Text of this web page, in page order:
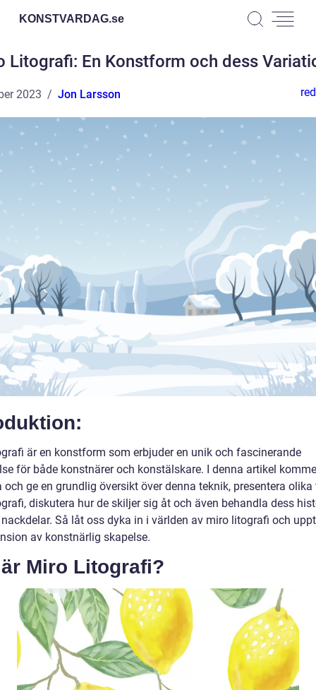
KONSTVARDAG.se
Litografi: En Konstform och dess
2023 Jon Larsson
är en konstform som erbjuder en unik och fascinerande
för både konstnärer och konstälskare. I denna artikel
och ge en grundlig översikt över denna teknik, presentera olika
diskutera hur de skiljer sig åt och även behandla dess
Så låt oss dyka in i världen av miro litografi och
av konstnärlig skapelse.
Miro Litografi?